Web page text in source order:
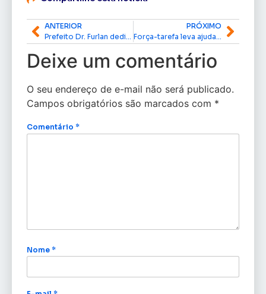
ANTERIOR
Prefeito Dr. Furlan dedica domingo à entrega de passarela e novos investimentos em mobilidade urbana
PRÓXIMO
Força-tarefa leva ajuda humanitária a moradores do Arquipélago do Bailique
Deixe um comentário
O seu endereço de e-mail não será publicado.
Campos obrigatórios são marcados com *
Comentário *
Nome *